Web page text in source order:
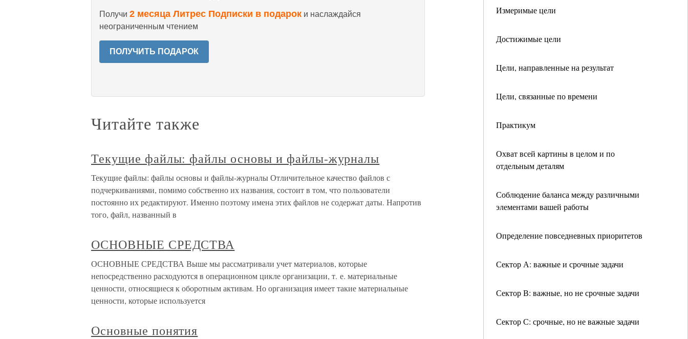
Измеримые цели
Достижимые цели
Цели, направленные на результат
Цели, связанные по времени
Практикум
Охват всей картины в целом и по
отдельным деталям
Соблюдение баланса между различными
элементами вашей работы
Определение повседневных приоритетов
Сектор А: важные и срочные задачи
Сектор В: важные, но не срочные задачи
Сектор С: срочные, но не важные задачи
Получи 2 месяца Литрес Подписки в подарок и наслаждайся
неограниченным чтением
ПОЛУЧИТЬ ПОДАРОК
Читайте также
Текущие файлы: файлы основы и файлы-журналы
Текущие файлы: файлы основы и файлы-журналы Отличительное качество файлов с
подчеркиваниями, помимо собственно их названия, состоит в том, что пользователи
постоянно их редактируют. Именно поэтому имена этих файлов не содержат даты. Напротив
того, файл, названный в
ОСНОВНЫЕ СРЕДСТВА
ОСНОВНЫЕ СРЕДСТВА Выше мы рассматривали учет материалов, которые
непосредственно расходуются в операционном цикле организации, т. е. материальные
ценности, относящиеся к оборотным активам. Но организация имеет такие материальные
ценности, которые используется
Основные понятия